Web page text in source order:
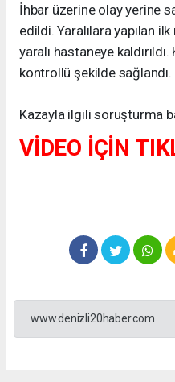
İhbar üzerine olay yerine
edildi. Yaralılara yapılan
yaralı hastaneye
kontrollü şekilde sağlandı.
Kazayla ilgili soruşturma
VİDEO İÇİN
www.denizli20haber.com